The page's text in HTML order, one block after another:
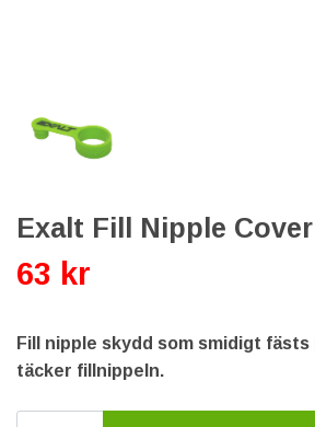
Exalt Fill Nipple
63 kr
Fill nipple skydd som smidigt
täcker fillnippeln.